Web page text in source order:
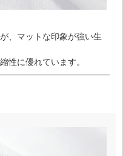
、マットな印象が強い生
性に優れています。